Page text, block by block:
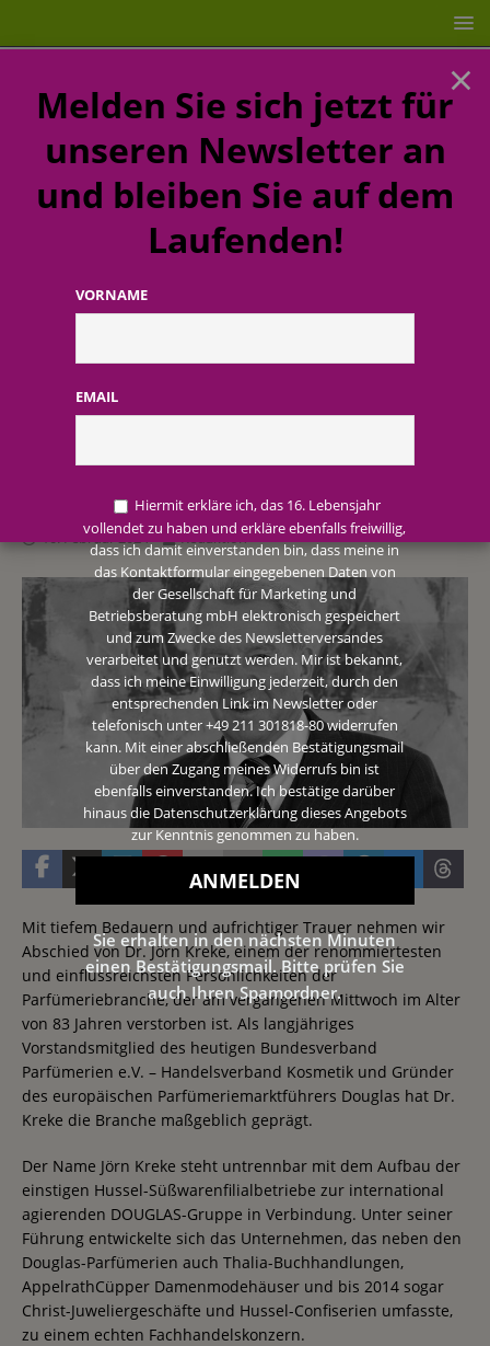
Nachruf: Dr. Jörn Kreke – Ein
10. Februar 2024 Redaktion
Mit tiefem Bedauern und aufrichtiger Trauer nehmen wir
Abschied von Dr. Jörn Kreke, einem der renommiertesten
und einflussreichsten Persönlichkeiten der
Parfümeriebranche, der am vergangenen Mittwoch im Alter
von 83 Jahren verstorben ist. Als langjähriges
Vorstandsmitglied des heutigen Bundesverband
Parfümerien e.V. – Handelsverband Kosmetik und Gründer
des europäischen Parfümeriemarktführers Douglas hat Dr.
Kreke die Branche maßgeblich geprägt.
Der Name Jörn Kreke steht untrennbar mit dem Aufbau der
einstigen Hussel-Süßwarenfilialbetriebe zur international
agierenden DOUGLAS-Gruppe in Verbindung. Unter seiner
Führung entwickelte sich das Unternehmen, das neben den
Douglas-Parfümerien auch Thalia-Buchhandlungen,
AppelrathCüpper Damenmodehäuser und bis 2014 sogar
Christ-Juweliergeschäfte und Hussel-Confiserien umfasste,
zu einem echten Fachhandelskonzern.
×
Melden Sie sich jetzt für
unseren Newsletter an
und bleiben Sie auf dem
Laufenden!
VORNAME
EMAIL
Hiermit erkläre ich, das 16. Lebensjahr
vollendet zu haben und erkläre ebenfalls freiwillig,
dass ich damit einverstanden bin, dass meine in
das Kontaktformular eingegebenen Daten von
der Gesellschaft für Marketing und
Betriebsberatung mbH elektronisch gespeichert
und zum Zwecke des Newsletterversandes
verarbeitet und genutzt werden. Mir ist bekannt,
dass ich meine Einwilligung jederzeit, durch den
entsprechenden Link im Newsletter oder
telefonisch unter +49 211 301818-80 widerrufen
kann. Mit einer abschließenden Bestätigungsmail
über den Zugang meines Widerrufs bin ist
ebenfalls einverstanden. Ich bestätige darüber
hinaus die Datenschutzerklärung dieses Angebots
zur Kenntnis genommen zu haben.
Sie erhalten in den nächsten Minuten
einen Bestätigungsmail. Bitte prüfen Sie
auch Ihren Spamordner.